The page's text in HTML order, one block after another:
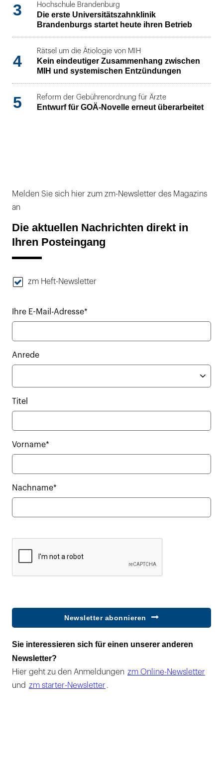
3
Hochschule Brandenburg
Die erste Universitätszahnklinik
Brandenburgs startet heute ihren Betrieb
4
Rätsel um die Ätiologie von MIH
Kein eindeutiger Zusammenhang zwischen
MIH und systemischen Entzündungen
5 Reform der Gebührenordnung für Ärzte
Entwurf für GOÄ-Novelle erneut überarbeitet
Melden Sie sich hier zum zm-Newsletter des Magazins
an
Die aktuellen Nachrichten direkt in
Ihren Posteingang
zm Heft-Newsletter
Ihre E-Mail-Adresse*
Anrede
Titel
Vorname*
Nachname*
Newsletter abonnieren
Sie interessieren sich für einen unserer anderen
Newsletter?
Hier geht zu den Anmeldungen zm Online-Newsletter
und zm starter-Newsletter .